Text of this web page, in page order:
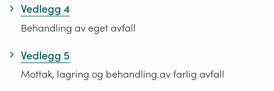
Vedlegg 4
Behandling av eget avfall
Vedlegg 5
Mottak, lagring og behandling av farlig avfall